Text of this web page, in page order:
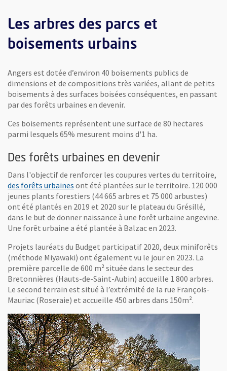
Les arbres des parcs et
boisements urbains
Angers est dotée d’environ 40 boisements publics de
dimensions et de compositions très variées, allant de petits
boisements à des surfaces boisées conséquentes, en passant
par des forêts urbaines en devenir.
Ces boisements représentent une surface de 80 hectares
parmi lesquels 65% mesurent moins d'1 ha.
Des forêts urbaines en devenir
Dans l'objectif de renforcer les coupures vertes du territoire,
des forêts urbaines ont été plantées sur le territoire. 120 000
jeunes plants forestiers (44 665 arbres et 75 000 arbustes)
ont été plantés en 2019 et 2020 sur le plateau du Grésillé,
dans le but de donner naissance à une forêt urbaine angevine.
Une forêt urbaine a été plantée à Balzac en 2023.
Projets lauréats du Budget participatif 2020, deux miniforêts
(méthode Miyawaki) ont également vu le jour en 2023. La
première parcelle de 600 m² située dans le secteur des
Bretonnières (Hauts-de-Saint-Aubin) accueille 1 800 arbres.
Le second terrain est situé à l’extrémité de la rue François-
Mauriac (Roseraie) et accueille 450 arbres dans 150m².